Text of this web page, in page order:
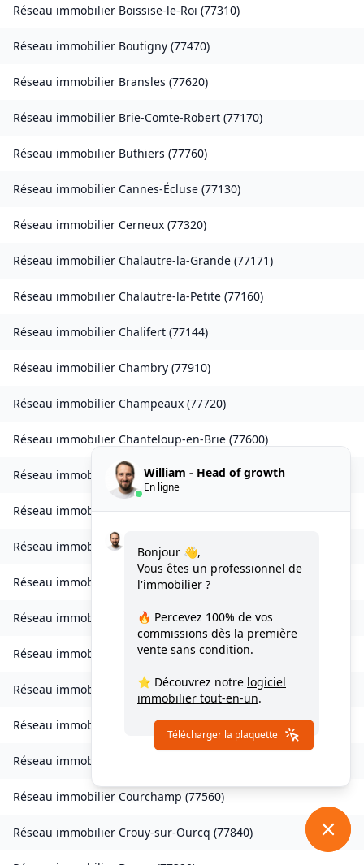
Réseau immobilier Boissise-le-Roi (77310)
Réseau immobilier Boutigny (77470)
Réseau immobilier Bransles (77620)
Réseau immobilier Brie-Comte-Robert (77170)
Réseau immobilier Buthiers (77760)
Réseau immobilier Cannes-Écluse (77130)
Réseau immobilier Cerneux (77320)
Réseau immobilier Chalautre-la-Grande (77171)
Réseau immobilier Chalautre-la-Petite (77160)
Réseau immobilier Chalifert (77144)
Réseau immobilier Chambry (77910)
Réseau immobilier Champeaux (77720)
Réseau immobilier Chanteloup-en-Brie (77600)
Réseau immobilierLa Chapelle-Rablais (77370)
Réseau immobilierLes Chapelles-Bourbon(77610)
Réseau immobilierCharmentray(77410
Réseau immobilier Charny(77410)
Réseau immobilier Chessy(77700)
Réseau immobilier Combs-la-Ville (77380)
Réseau immobilier Compans(77290)
Réseau immobilier Condé-Sainte-Libiaire
Réseau immobilier
Réseau immobilier Courchamp (77560)
Réseau immobilier Crouy-sur-Ourcq (77840)
William - Head of growth
En ligne
Bonjour 👋,
Vous êtes un professionnel de
l'immobilier ?
🔥 Percevez 100% de vos
commissions dès la première
vente sans condition.
⭐ Découvrez notre logiciel
immobilier tout-en-un.
Télécharger la plaquette